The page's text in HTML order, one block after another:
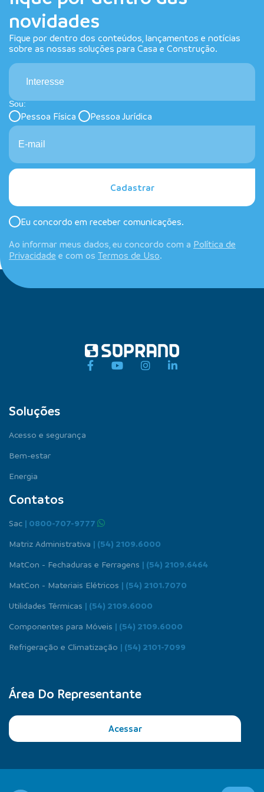
novidades
Fique por dentro dos conteúdos, lançamentos e notícias
sobre as nossas soluções para Casa e Construção.
Interesse
Sou:
Pessoa Física Pessoa Jurídica
Cadastrar
Eu concordo em receber comunicações.
Ao informar meus dados, eu concordo com a Política de
Privacidade e com os Termos de Uso.
Soluções
Acesso e segurança
Bem-estar
Energia
Contatos
Sac | 0800-707-9777
Matriz Administrativa | (54) 2109.6000
MatCon - Fechaduras e Ferragens | (54) 2109.6464
MatCon - Materiais Elétricos | (54) 2101.7070
Utilidades Térmicas | (54) 2109.6000
Componentes para Móveis | (54) 2109.6000
Refrigeração e Climatização | (54) 2101-7099
Área Do Representante
Acessar